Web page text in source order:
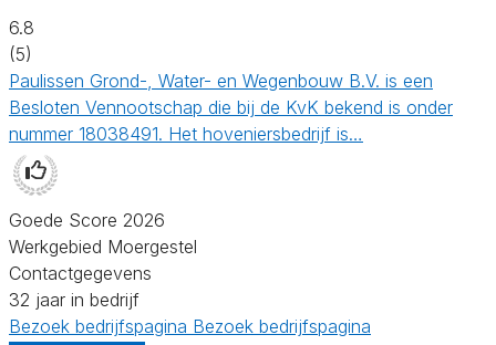
6.8
(5)
Paulissen Grond-, Water- en Wegenbouw B.V. is een
Besloten Vennootschap die bij de KvK bekend is onder
nummer 18038491. Het hoveniersbedrijf is…
Goede Score 2026
Werkgebied Moergestel
Contactgegevens
32 jaar in bedrijf
Bezoek bedrijfspagina Bezoek bedrijfspagina